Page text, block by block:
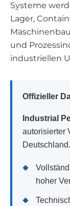
Systeme
Lager,
und
industriellen
Offizieller
Industrial
autorisierter
hoher